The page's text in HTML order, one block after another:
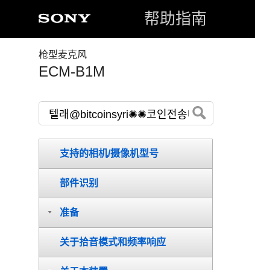
帮助指南
枪型麦克风
ECM-B1M
支持的相机/摄像机型号
部件识别
准备
关于拾音模式和频率响应